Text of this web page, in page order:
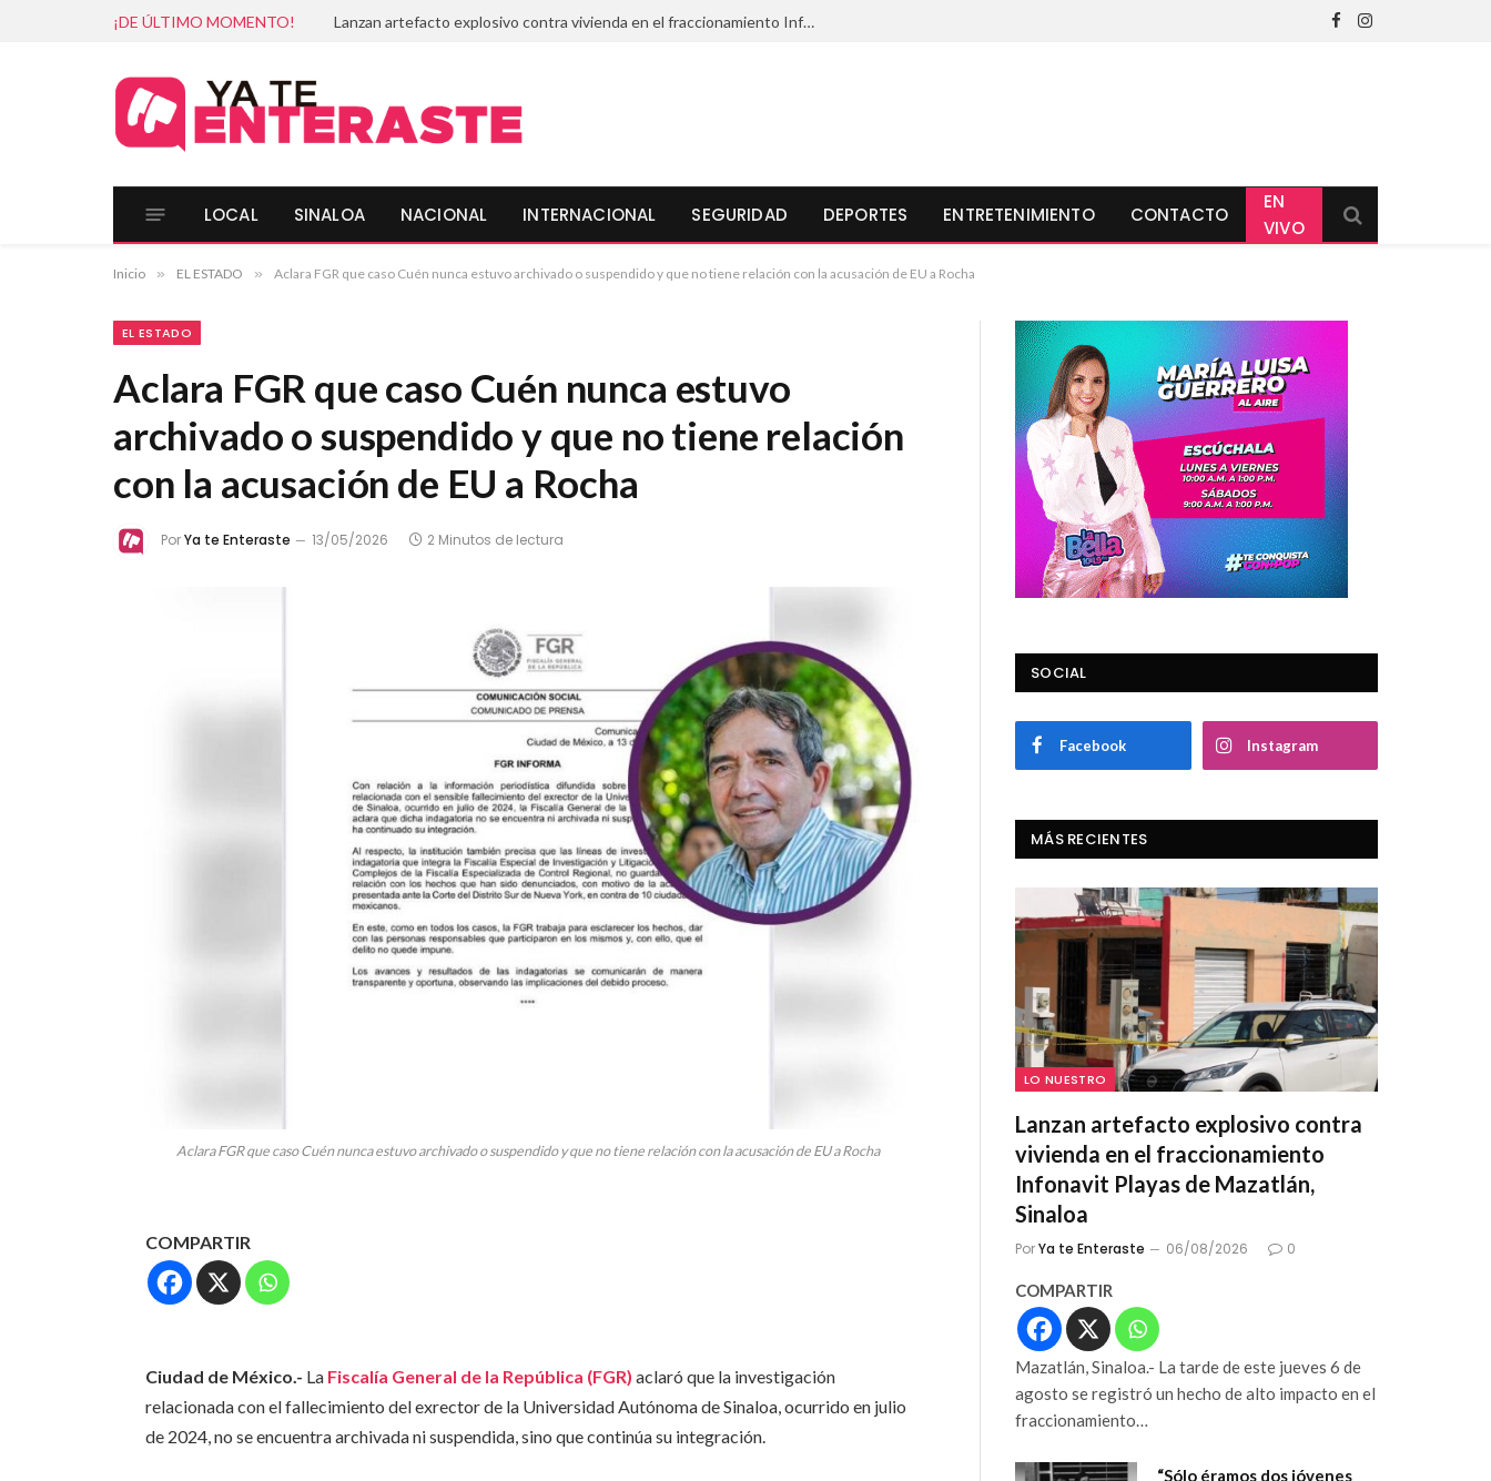
¡DE ÚLTIMO MOMENTO! Lanzan artefacto explosivo contra vivienda en el fraccionamiento Infonavit Playas de Mazatlán, Sinaloa
FacebookInstagram
LOCAL SINALOA NACIONAL INTERNACIONAL SEGURIDAD DEPORTES ENTRETENIMIENTO CONTACTO
EN
VIVO
Inicio » EL ESTADO » Aclara FGR que caso Cuén nunca estuvo archivado o suspendido y que no tiene relación con la acusación de EU a Rocha
EL ESTADO
Aclara FGR que caso Cuén nunca estuvo
archivado o suspendido y que no tiene relación
con la acusación de EU a Rocha
PorYa te Enteraste 13/05/2026 2 Minutos de lectura
Aclara FGR que caso Cuén nunca estuvo archivado o suspendido y que no tiene relación con la acusación de EU a Rocha
COMPARTIR
Ciudad de México.- La Fiscalía General de la República (FGR) aclaró que la investigación
relacionada con el fallecimiento del exrector de la Universidad Autónoma de Sinaloa, ocurrido en julio
de 2024, no se encuentra archivada ni suspendida, sino que continúa su integración.
SOCIAL
Facebook Instagram
MÁS RECIENTES
LO NUESTRO
Lanzan artefacto explosivo contra
vivienda en el fraccionamiento
Infonavit Playas de Mazatlán,
Sinaloa
PorYa te Enteraste 06/08/2026 0
COMPARTIR
Mazatlán, Sinaloa.- La tarde de este jueves 6 de
agosto se registró un hecho de alto impacto en el
fraccionamiento…
“Sólo éramos dos jóvenes